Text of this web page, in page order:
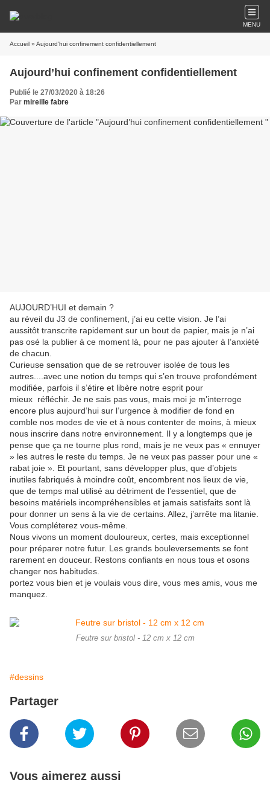
MENU
Accueil » Aujourd’hui confinement confidentiellement
Aujourd’hui confinement confidentiellement
Publié le 27/03/2020 à 18:26
Par mireille fabre
AUJOURD’HUI et demain ?
au réveil du J3 de confinement, j’ai eu cette vision. Je l’ai
aussitôt transcrite rapidement sur un bout de papier, mais je n’ai
pas osé la publier à ce moment là, pour ne pas ajouter à l’anxiété
de chacun.
Curieuse sensation que de se retrouver isolée de tous les
autres....avec une notion du temps qui s’en trouve profondément
modifiée, parfois il s’étire et libère notre esprit pour
mieux réfléchir. Je ne sais pas vous, mais moi je m’interroge
encore plus aujourd’hui sur l’urgence à modifier de fond en
comble nos modes de vie et à nous contenter de moins, à mieux
nous inscrire dans notre environnement. Il y a longtemps que je
pense que ça ne tourne plus rond, mais je ne veux pas « ennuyer
» les autres le reste du temps. Je ne veux pas passer pour une «
rabat joie ». Et pourtant, sans développer plus, que d’objets
inutiles fabriqués à moindre coût, encombrent nos lieux de vie,
que de temps mal utilisé au détriment de l’essentiel, que de
besoins matériels incompréhensibles et jamais satisfaits sont là
pour donner un sens à la vie de certains. Allez, j’arrête ma litanie.
Vous compléterez vous-même.
Nous vivons un moment douloureux, certes, mais exceptionnel
pour préparer notre futur. Les grands bouleversements se font
rarement en douceur. Restons confiants en nous tous et osons
changer nos habitudes.
portez vous bien et je voulais vous dire, vous mes amis, vous me
manquez.
Feutre sur bristol - 12 cm x 12 cm
#dessins
Partager
Vous aimerez aussi